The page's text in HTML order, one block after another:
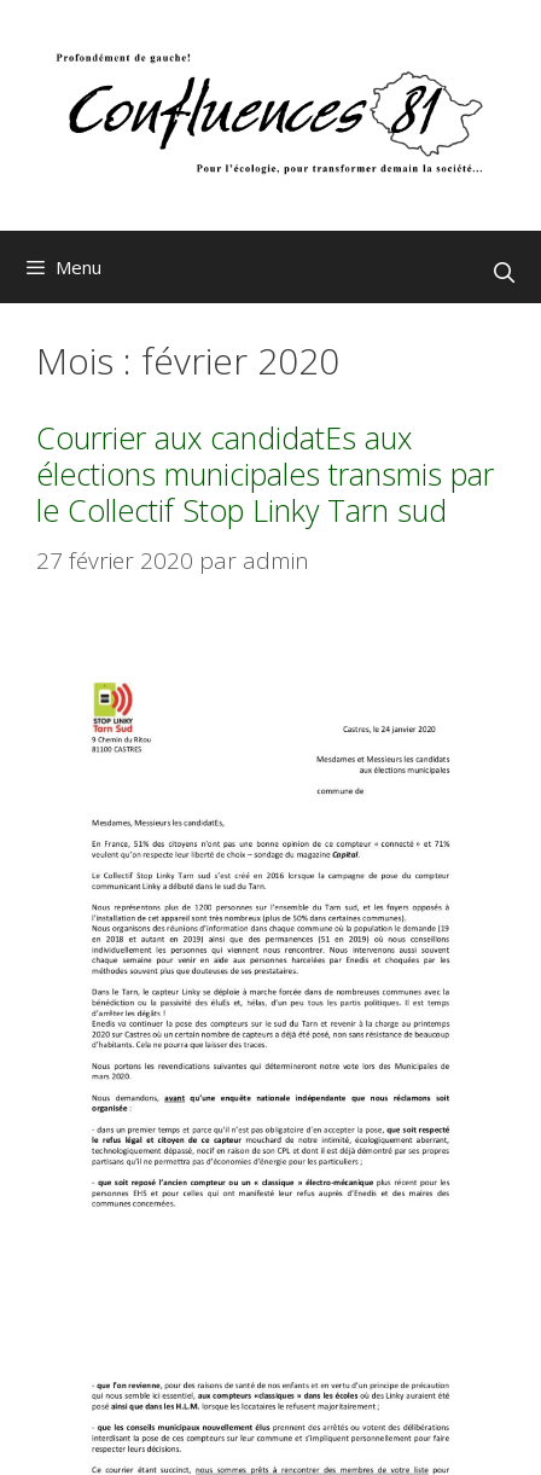
Menu
Mois : février 2020
Courrier aux candidatEs aux
élections municipales transmis par
le Collectif Stop Linky Tarn sud
27 février 2020 par admin